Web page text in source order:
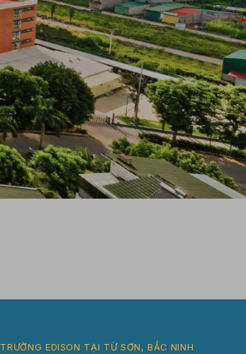
TRƯỜNG EDISON TẠI TỪ SƠN, BẮC NINH